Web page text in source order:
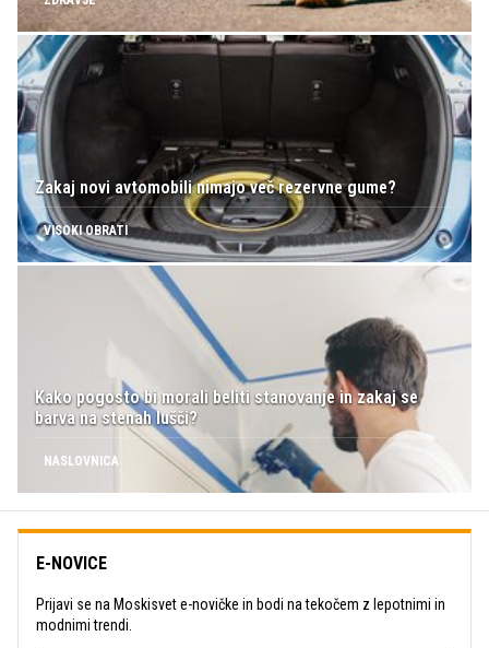
Zakaj novi avtomobili nimajo več rezervne gume?
VISOKI OBRATI
Kako pogosto bi morali beliti stanovanje in zakaj se
barva na stenah lušči?
NASLOVNICA
E-NOVICE
Prijavi se na Moskisvet e-novičke in bodi na tekočem z lepotnimi in
modnimi trendi.